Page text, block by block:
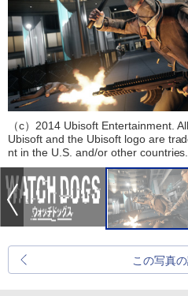
（c）2014 Ubisoft Entertainment.
Ubisoft and the Ubisoft logo are
nt in the U.S. and/or other countries.
この写真